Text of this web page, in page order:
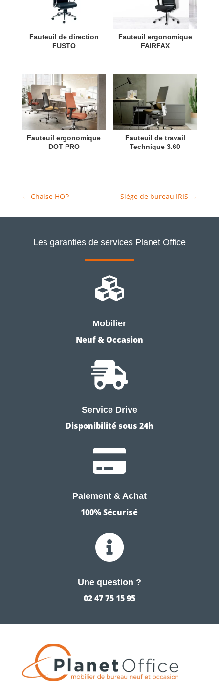
Fauteuil de direction
FUSTO
Fauteuil ergonomique
FAIRFAX
Fauteuil ergonomique
DOT PRO
Fauteuil de travail
Technique 3.60
← Chaise HOP Siège de bureau IRIS →
Les garanties de services Planet Office

Mobilier
Neuf & Occasion

Service Drive
Disponibilité sous 24h

Paiement & Achat
100% Sécurisé

Une question ?
02 47 75 15 95